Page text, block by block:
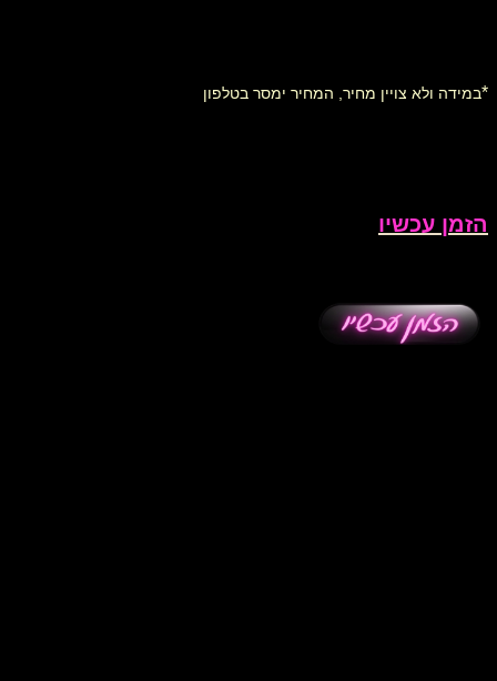
*במידה ולא צויין מחיר, המחיר ימסר בטלפון
הזמן עכשיו